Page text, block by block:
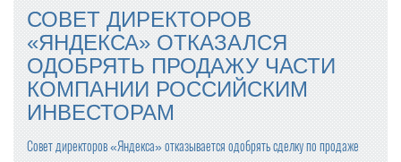
МОЛОКО В КАЖДОМ ВОСЬМОМ ЧЕКЕ: «ПЯТЁРОЧКА»
ОТМЕЧАЕТ РОСТ ПРОДАЖ МОЛОЧНОЙ ПРОДУКЦИИ
ПРОДАЖИ ГОТОВОЙ ЕДЫ В КРУПНЫХ СЕТЯХ ВЫРОСЛ
И НА 24% В 2024 ГОДУ
ОПТОВЫЕ ЦЕНЫ НА ЯЙЦА СНИЗИЛИСЬ НА 13-17%
СОВЕТ ДИРЕКТОРОВ
«ЯНДЕКСА» ОТКАЗАЛСЯ
ОДОБРЯТЬ ПРОДАЖУ ЧАСТИ
КОМПАНИИ РОССИЙСКИМ
ИНВЕСТОРАМ
Совет директоров «Яндекса» отказывается одобрять сделку по продаже